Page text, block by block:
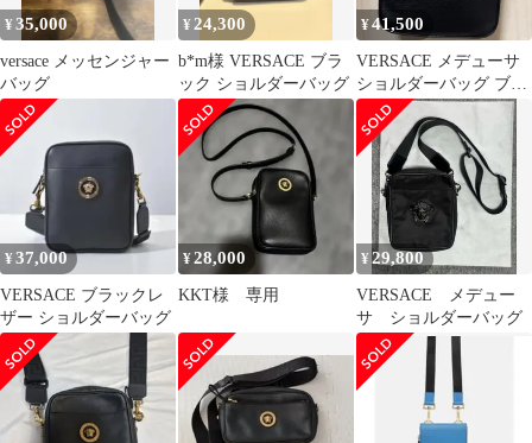
¥35,000
versace メッセンジャー
バッグ
¥ 24,300
b*m様 VERSACE ブラ
ック ショルダーバッグ
¥41,500
VERSACE メデューサ
ショルダーバッグ ブラ
ック
¥37,000
VERSACE ブラックレ
ザー ショルダーバッグ
¥28,000
KKT様 専用
¥29,800
VERSACE メデュー
サ ショルダーバッグ